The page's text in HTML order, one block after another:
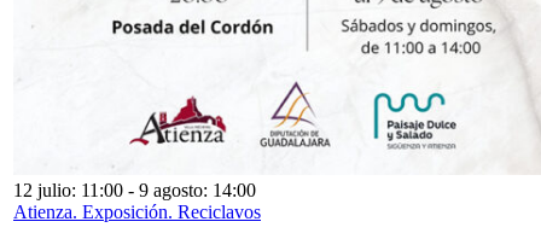
12 julio: 11:00 - 9 agosto: 14:00
Atienza. Exposición. Reciclavos